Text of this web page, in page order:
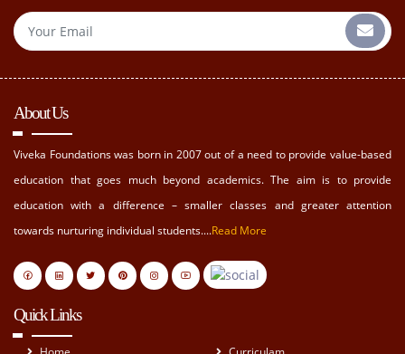
About Us
Viveka Foundations was born in 2007 out of a need to provide value-based
education that goes much beyond academics. The aim is to provide
education with a difference – smaller classes and greater attention
towards nurturing individual students....Read More
Quick Links